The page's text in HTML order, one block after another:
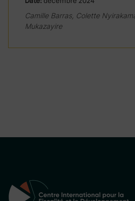
Camille Barras, Colette
Mukazayire